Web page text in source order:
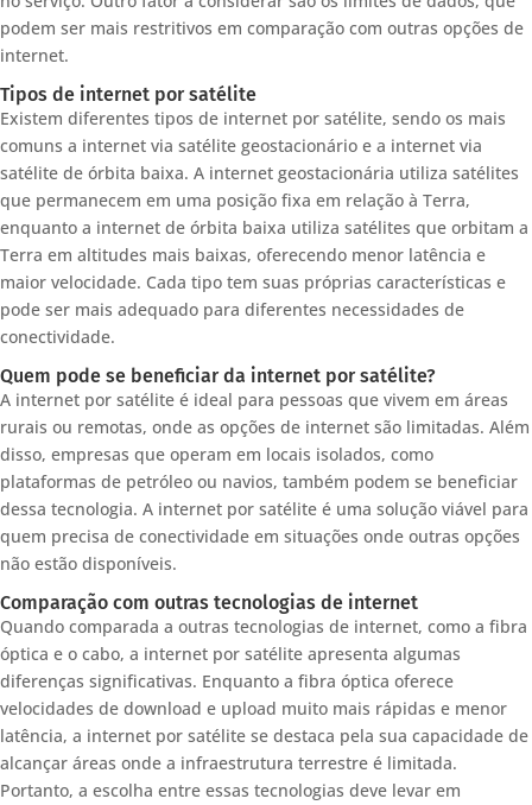
podem ser mais restritivos em comparação com outras opções de
internet.
Tipos de internet por satélite
Existem diferentes tipos de internet por satélite, sendo os mais
comuns a internet via satélite geostacionário e a internet via
satélite de órbita baixa. A internet geostacionária utiliza satélites
que permanecem em uma posição fixa em relação à Terra,
enquanto a internet de órbita baixa utiliza satélites que orbitam a
Terra em altitudes mais baixas, oferecendo menor latência e
maior velocidade. Cada tipo tem suas próprias características e
pode ser mais adequado para diferentes necessidades de
conectividade.
Quem pode se beneficiar da internet por satélite?
A internet por satélite é ideal para pessoas que vivem em áreas
rurais ou remotas, onde as opções de internet são limitadas. Além
disso, empresas que operam em locais isolados, como
plataformas de petróleo ou navios, também podem se beneficiar
dessa tecnologia. A internet por satélite é uma solução viável para
quem precisa de conectividade em situações onde outras opções
não estão disponíveis.
Comparação com outras tecnologias de internet
Quando comparada a outras tecnologias de internet, como a fibra
óptica e o cabo, a internet por satélite apresenta algumas
diferenças significativas. Enquanto a fibra óptica oferece
velocidades de download e upload muito mais rápidas e menor
latência, a internet por satélite se destaca pela sua capacidade de
alcançar áreas onde a infraestrutura terrestre é limitada.
Portanto, a escolha entre essas tecnologias deve levar em